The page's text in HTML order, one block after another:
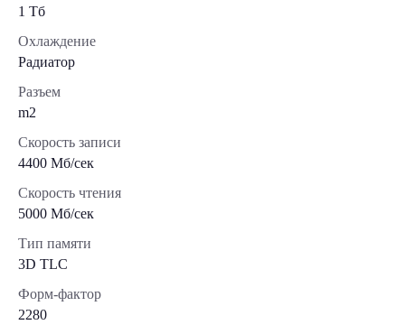
1 Тб
Охлаждение
Радиатор
Разъем
m2
Скорость записи
4400 Мб/сек
Скорость чтения
5000 Мб/сек
Тип памяти
3D TLC
Форм-фактор
2280